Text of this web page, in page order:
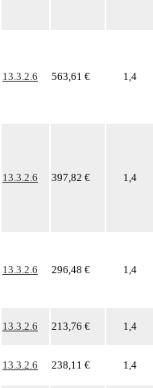
13.3.2.6 563,61 € 1,4
13.3.2.6 397,82 € 1,4
13.3.2.6 296,48 € 1,4
13.3.2.6 213,76 € 1,4
13.3.2.6 238,11 € 1,4